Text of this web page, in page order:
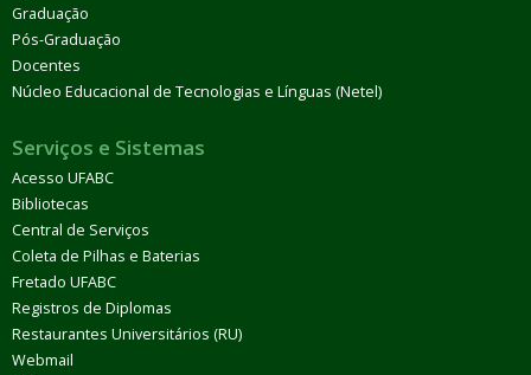
Graduação
Pós-Graduação
Docentes
Núcleo Educacional de Tecnologias e Línguas (Netel)
Serviços e Sistemas
Acesso UFABC
Bibliotecas
Central de Serviços
Coleta de Pilhas e Baterias
Fretado UFABC
Registros de Diplomas
Restaurantes Universitários (RU)
Webmail